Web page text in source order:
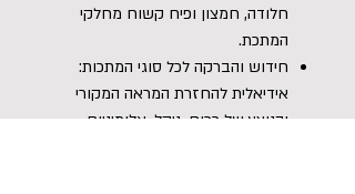
חלודה, חמצון ופיח קשוח מחלקי
המתכת.
חידוש והברקה לכל סוגי המתכות:
אידיאלית להחזרת המראה המקורי
והנוצץ של כרום, ניקל, אלומיניום